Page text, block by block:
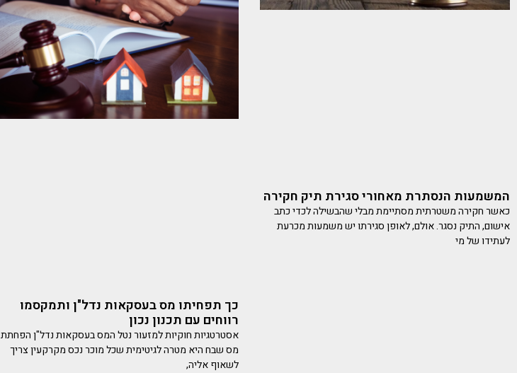
המשמעות הנסתרת מאחורי סגירת תיק חקירה
כאשר חקירה משטרתית מסתיימת מבלי שהבשילה לכדי כתב
אישום, התיק נסגר. אולם, לאופן סגירתו יש משמעות מכרעת
לעתידו של מי
כך תפחיתו מס בעסקאות נדל"ן ותמקסמו
רווחים עם תכנון נכון
אסטרטגיות חוקיות למזעור נטל המס בעסקאות נדל"ן הפחתת
מס שבח היא מטרה לגיטימית שכל מוכר נכס מקרקעין צריך
לשאוף אליה,